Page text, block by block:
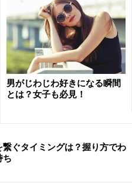
男がじわじわ好きになる瞬間
とは？女子も必見！
ぐタイミングは？握り方でわ
ち